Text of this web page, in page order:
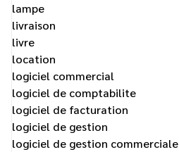
lampe
livraison
livre
location
logiciel commercial
logiciel de comptabilite
logiciel de facturation
logiciel de gestion
logiciel de gestion commerciale